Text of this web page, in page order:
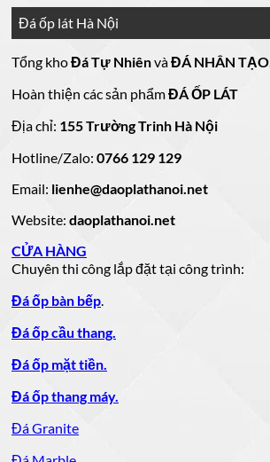
đẹp
15
mẫu
đá
lamar
đẹp
hàng
tốt
bàn
bàn
Mẫu
tranh
đá
ốp
đẹp
ở
10
mẫu
Đá ốp lát Hà Nội
Tổng khoĐá Tự NhiênvàĐÁ NHÂN TẠO
Hoàn thiện các sản phẩmĐÁ ỐP LÁT
Địa chỉ: 155 Trường Trinh Hà Nội
Hotline/Zalo: 0766 129 129
Email: lienhe@daoplathanoi.net
Website: daoplathanoi.net
CỬA HÀNG
Chuyên thi công lắp đặt tại công trình:
Đá ốp bàn bếp
Đá ốp cầu thang.
Đá ốp mặt tiền.
Đá ốp thang máy.
Đá Granite